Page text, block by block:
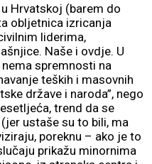
Hrvatskoj (barem do
obljetnica izricanja
liderima,
Naše i ovdje. U
spremnosti na
teških i masovnih
države i naroda”, nego
trend da se
ustaše su to bili, ma
poreknu – ako je to
prikažu minornima